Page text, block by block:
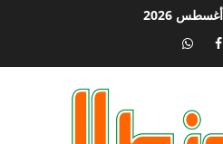
Facebook
WhatsApp